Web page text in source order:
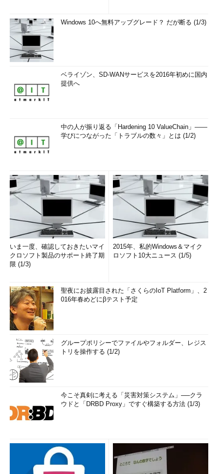
Windows 10へ無料アップグレード？ だが断る (1/3)
ベライゾン、SD-WANサービスを2016年初めに国内
提供へ
中の人が振り返る「Hardening 10 ValueChain」――
学びにつながった「トラブルの数々」とは (1/2)
いま一度、確認しておきたいマイ
クロソフト製品のサポート終了期
限 (1/3)
2015年、私的Windows＆マイク
ロソフト10大ニュース (1/5)
聖夜にお披露目された「さくらのIoT Platform」、2
016年春めどにβテスト予定
グループポリシーでファイルやフォルダー、レジス
トリを操作する (1/2)
今こそ真剣に考える「災害対策システム」──クラ
ウドと「DRBD Proxy」ですぐ構築する方法 (1/3)